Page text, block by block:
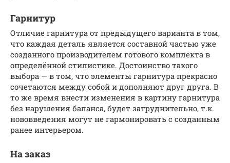
Гарнитур
Отличие гарнитура от предыдущего варианта в том,
что каждая деталь является составной частью уже
созданного производителем готового комплекта в
определённой стилистике. Достоинство такого
выбора — в том, что элементы гарнитура прекрасно
сочетаются между собой и дополняют друг друга. В
то же время внести изменения в картину гарнитура
без нарушения баланса, будет затруднительно, т.к.
нововведения могут не гармонировать с созданным
ранее интерьером.
На заказ